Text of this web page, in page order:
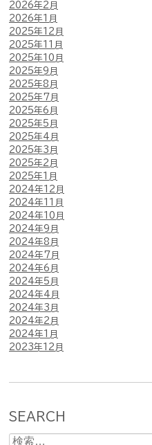
2026年2月
2026年1月
2025年12月
2025年11月
2025年10月
2025年9月
2025年8月
2025年7月
2025年6月
2025年5月
2025年4月
2025年3月
2025年2月
2025年1月
2024年12月
2024年11月
2024年10月
2024年9月
2024年8月
2024年7月
2024年6月
2024年5月
2024年4月
2024年3月
2024年2月
2024年1月
2023年12月
SEARCH
検